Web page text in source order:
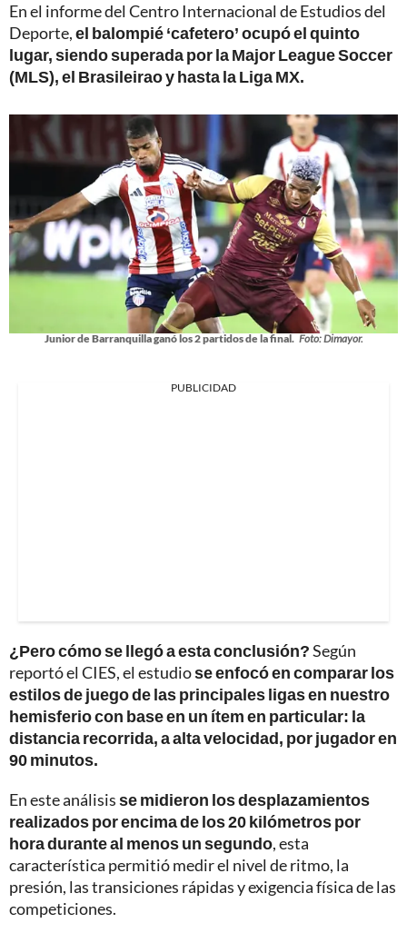
En el informe del Centro Internacional de Estudios del
Deporte,el balompié ‘cafetero’ ocupó el quinto
lugar, siendo superada por la Major League Soccer
(MLS), el Brasileirao y hasta la Liga MX.
Junior de Barranquilla ganó los 2 partidos de la final. Foto: Dimayor.
PUBLICIDAD
¿Pero cómo se llegó a esta conclusión?Según
reportó el CIES, el estudiose enfocó en comparar los
estilos de juego de las principales ligas en nuestro
hemisferio con base en un ítem en particular: la
distancia recorrida, a alta velocidad, por jugador en
90 minutos.
En este análisisse midieron los desplazamientos
realizados por encima de los 20 kilómetros por
hora durante al menos un segundo, esta
característica permitió medir el nivel de ritmo, la
presión, las transiciones rápidas y exigencia física de las
competiciones.